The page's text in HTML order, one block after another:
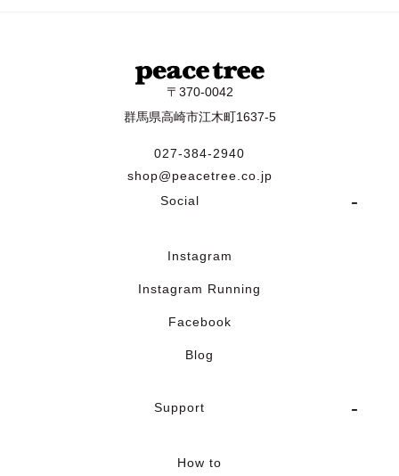
〒370-0042
群馬県高崎市江木町1637-5
027-384-2940
shop@peacetree.co.jp
Social
Instagram
Instagram Running
Facebook
Blog
Support
How to